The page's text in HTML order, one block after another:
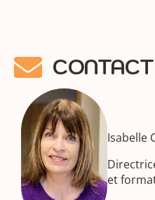
Isabelle
et